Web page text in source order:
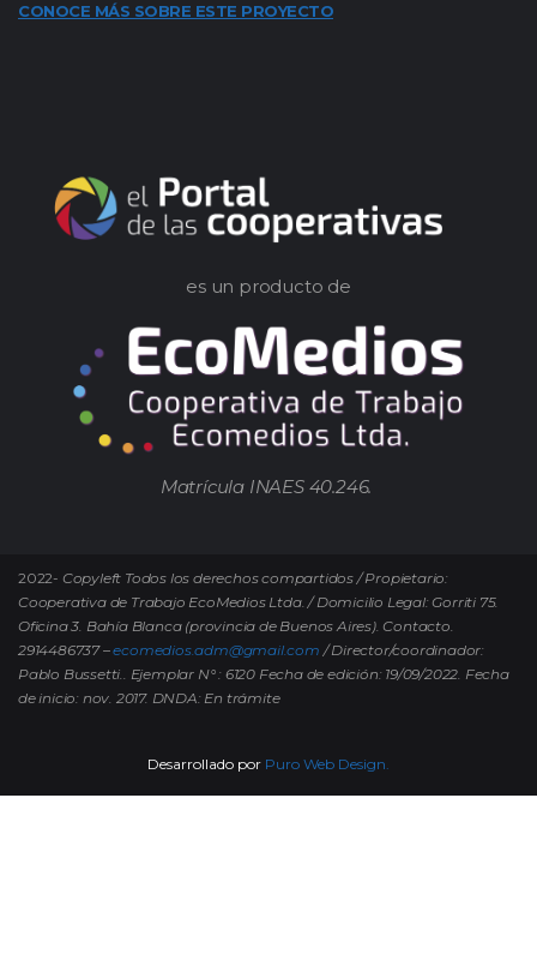
CONOCE MÁS SOBRE ESTE PROYECTO
es un producto de
Matrícula INAES 40.246.
2022- Copyleft Todos los derechos compartidos / Propietario:
Cooperativa de Trabajo EcoMedios Ltda. / Domicilio Legal: Gorriti 75.
Oficina 3. Bahía Blanca (provincia de Buenos Aires). Contacto.
2914486737 –ecomedios.adm@gmail.com / Director/coordinador:
Pablo Bussetti.. Ejemplar N° : 6120 Fecha de edición: 19/09/2022. Fecha
de inicio: nov. 2017. DNDA: En trámite
Desarrollado por Puro Web Design.